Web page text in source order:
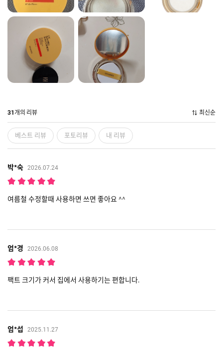
31 개의 리뷰 최신순
베스트 리뷰 포토리뷰 내 리뷰
박*숙 2026.07.24
여름철 수정할때 사용하면 쓰면 좋아요 ^^
엄*경 2026.06.08
팩트 크기가 커서 집에서 사용하기는 편합니다.
엄*섭 2025.11.27